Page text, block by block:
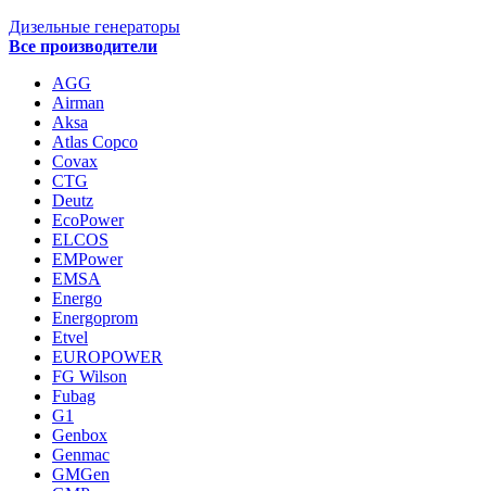
Дизельные генераторы
Все производители
AGG
Airman
Aksa
Atlas Copco
Covax
CTG
Deutz
EcoPower
ELCOS
EMPower
EMSA
Energo
Energoprom
Etvel
EUROPOWER
FG Wilson
Fubag
G1
Genbox
Genmac
GMGen